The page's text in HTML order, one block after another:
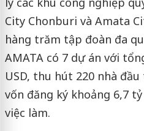
City Chonburi và Amata
hàng trăm tập đoàn đa
AMATA có 7 dự án với
USD, thu hút 220 nhà
vốn đăng ký khoảng 6,7
việc làm.